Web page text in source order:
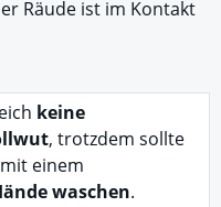
Räude ist im Kontakt
keine
, trotzdem sollte
einem
waschen.